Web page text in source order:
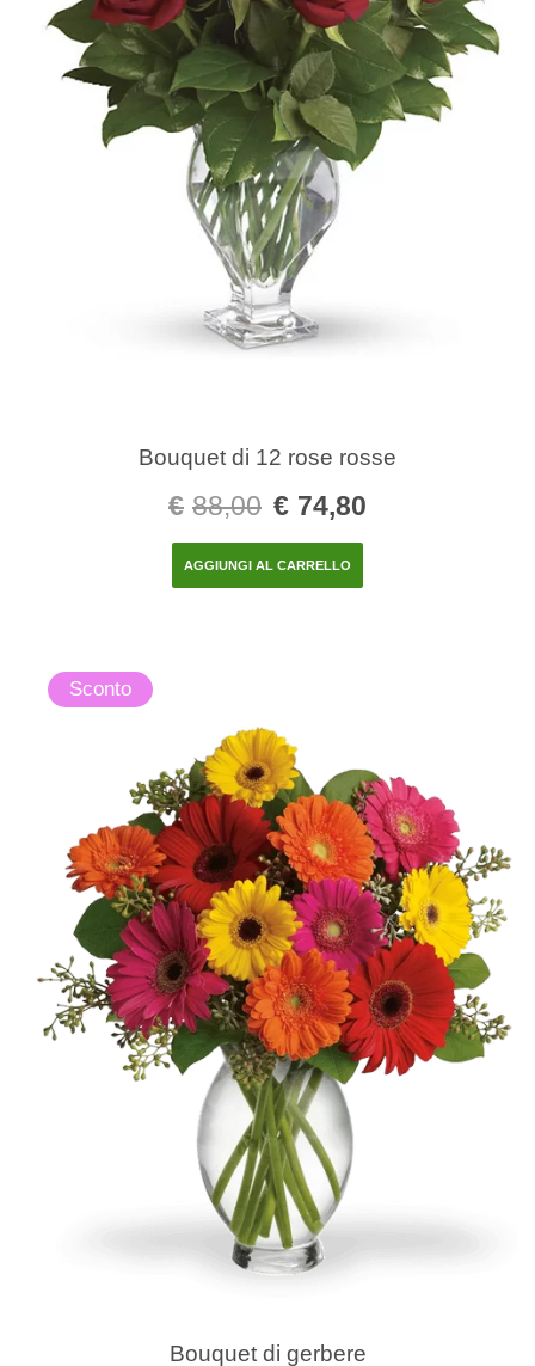
Bouquet di 12 rose rosse
€ 88,00 € 74,80
AGGIUNGI AL CARRELLO
Sconto
Bouquet di gerbere